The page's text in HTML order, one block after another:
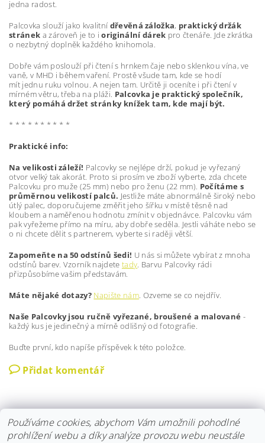
jedna radost.
Palcovka slouží jako kvalitní dřevěná záložka, praktický držák
stránek a zároveň je to ioriginální dárek pro čtenáře. Jde zkrátka
o nezbytný doplněk každého knihomola.
Dobře vám poslouží při čtení s hrnkem čaje nebo sklenkou vína, ve
vaně, v MHD i během vaření. Prostě všude tam, kde se hodí
mít jednu ruku volnou. A nejen tam. Určitě ji oceníte i při čtení v
mírném větru, třeba na pláži. Palcovka je praktický společník,
který pomáhá držet stránky knížek tam, kde mají být.
* * * * * * * * * *
Praktické info:
Na velikosti záleží! Palcovky se nejlépe drží, pokud je vyřezaný
otvor velký tak akorát. Proto si prosím ve zboží vyberte, zda chcete
Palcovku pro muže (25 mm) nebo pro ženu (22 mm). Počítáme s
průměrnou velikostí palců. Jestliže máte abnormálně široký nebo
útlý palec, doporučujeme změřit jeho šířku v místě těsně nad
kloubem a naměřenou hodnotu zmínit v objednávce. Palcovku vám
pak vyřežeme přímo na míru, aby dobře seděla. Jestli váháte nebo se
o ni chcete dělit s partnerem, vyberte si raději větší.
Zapomeňte na 50 odstínů šedi! U nás si můžete vybírat z mnoha
odstínů barev. Vzorník najdete tady. Barvu Palcovky rádi
přizpůsobíme vašim představám.
Máte nějaké dotazy? Napište nám. Ozveme se co nejdřív.
Naše Palcovky jsou ručně vyřezané, broušené a malované -
každý kus je jedinečný a mírně odlišný od fotografie.
Buďte první, kdo napíše příspěvek k této položce.
Přidat komentář
Používáme cookies, abychom Vám umožnili pohodlné
prohlížení webu a díky analýze provozu webu neustále